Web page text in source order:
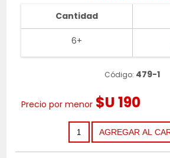
Cantidad
6+
Código: 479-1
Precio por menor $U 190